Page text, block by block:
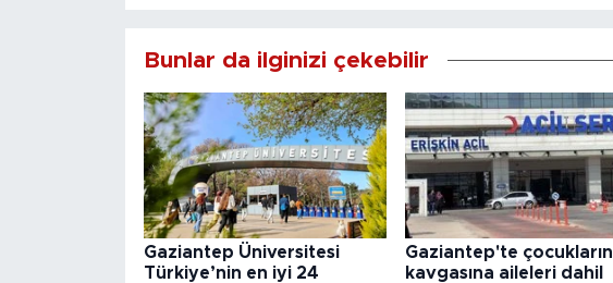
Bunlar da ilginizi çekebilir
Gaziantep Üniversitesi
Türkiye’nin en iyi 24
Gaziantep'te çocukların
kavgasına aileleri dahil